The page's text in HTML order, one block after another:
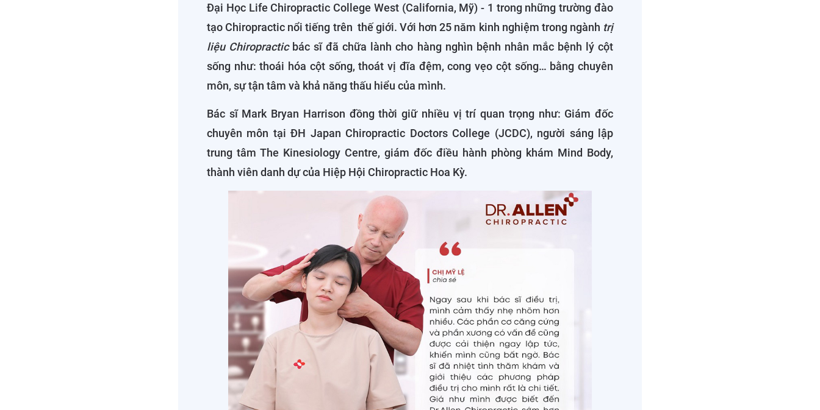
Đại Học Life Chiropractic College West (California, Mỹ) - 1 trong những trường đào
tạo Chiropractic nổi tiếng trên thế giới. Với hơn 25 năm kinh nghiệm trong ngành trị
liệu Chiropractic bác sĩ đã chữa lành cho hàng nghìn bệnh nhân mắc bệnh lý cột
sống như: thoái hóa cột sống, thoát vị đĩa đệm, cong vẹo cột sống… bằng chuyên
môn, sự tận tâm và khả năng thấu hiểu của mình.
Bác sĩ Mark Bryan Harrison đồng thời giữ nhiều vị trí quan trọng như: Giám đốc
chuyên môn tại ĐH Japan Chiropractic Doctors College (JCDC), người sáng lập
trung tâm The Kinesiology Centre, giám đốc điều hành phòng khám Mind Body,
thành viên danh dự của Hiệp Hội Chiropractic Hoa Kỳ.